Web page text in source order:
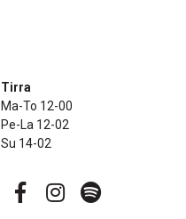
Tirra
Ma-To 12-00
Pe-La 12-02
Su 14-02